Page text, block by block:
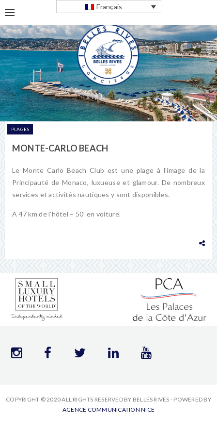
Français
PLAGES
MONTE-CARLO BEACH
Le Monte Carlo Beach Club est une plage à l’image de la
Principauté de Monaco, luxueuse et glamour. De nombreux
services et activités nautiques y sont disponibles.
A 47 km de l’hôtel – 50’ en voiture.
COPYRIGHT © 2020 ALL RIGHTS RESERVED BY BELLES RIVES - POWERED BY
AGENCE COMMUNICATION NICE